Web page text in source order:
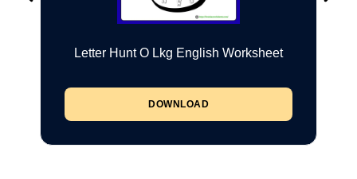
Letter Hunt O Lkg English Worksheet
DOWNLOAD